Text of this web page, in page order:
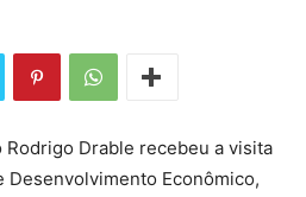
Drable recebeu a visita
Desenvolvimento Econômico,